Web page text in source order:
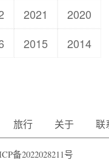
2021
2020
2015
2014
旅行 关于 联
备2022028211号